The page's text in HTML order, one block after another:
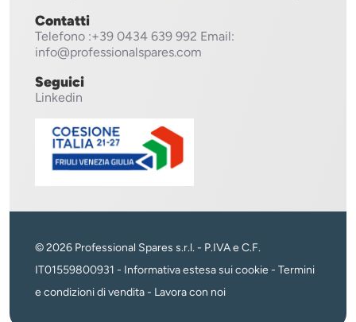
Contatti
Telefono :+39 0434 639 992 Email:
info@professionalspares.com
Seguici
Linkedin
© 2026 Professional Spares s.r.l. - P.IVA e C.F.
IT01559800931 - Informativa estesa sui cookie - Termini
e condizioni di vendita- Lavora con noi